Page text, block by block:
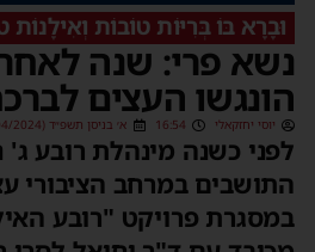
וּבָרָא בּוֹ בְּרִיּוֹת טוֹבוֹת וְאִילָנוֹת
נשא פרי: שנה
הונגשו העצים
יוסי יחזקאלי 16:54 א׳ בניסן תשפ״ד (09/04/2024)
לפני כשנה מינהלת רובע ג'
התושבים במרחב הציבורי
במסגרת פרויקט "רובע